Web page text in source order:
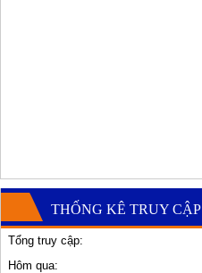
THỐNG KÊ TRUY CẬP
Tổng truy cập:
Hôm qua: